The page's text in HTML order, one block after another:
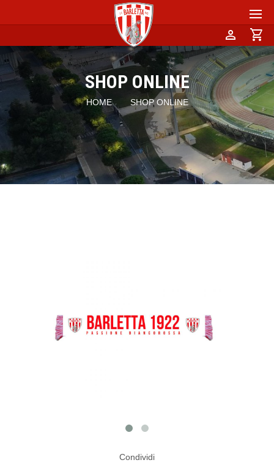
person shopping_cart
SHOP ONLINE
HOME SHOP ONLINE
Condividi